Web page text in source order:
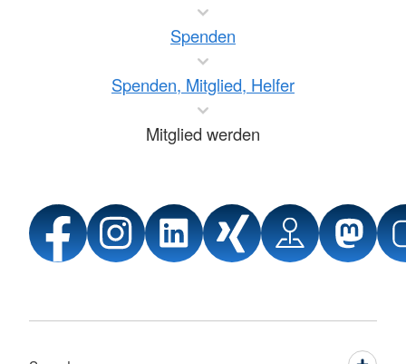
Spenden
Spenden, Mitglied, Helfer
Mitglied werden